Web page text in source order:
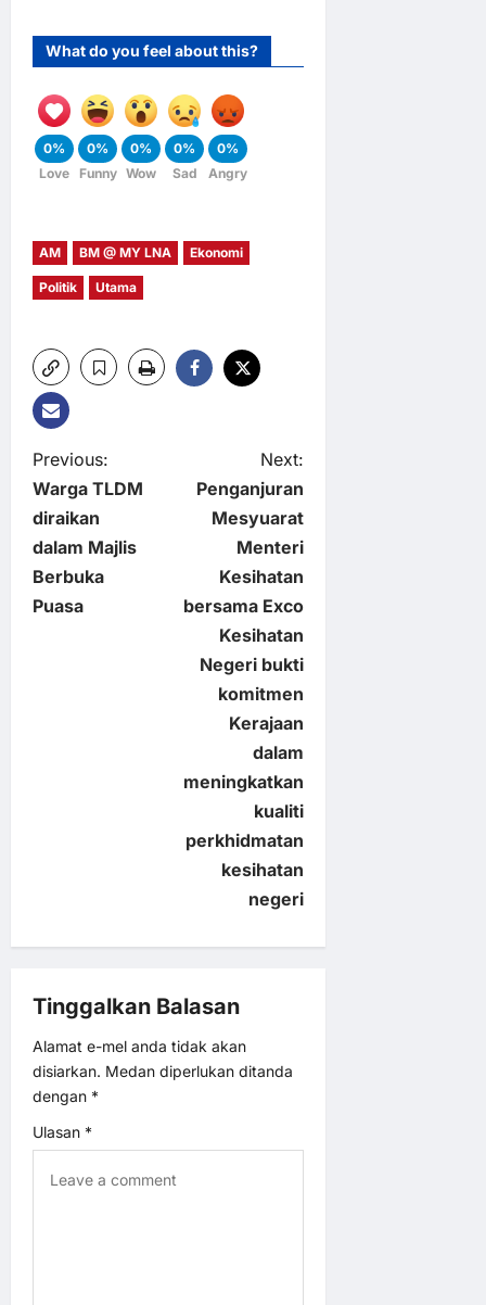
What do you feel about this?
0%
Love
0%
Funny
0%
Wow
0%
Sad
0%
Angry
AM BM @ MY LNA Ekonomi
Politik Utama
P
o
s
t
t
i
o
n
Previous:
Warga TLDM
diraikan
dalam Majlis
Berbuka
Puasa
Next:
Penganjuran
Mesyuarat
Menteri
Kesihatan
bersama Exco
Kesihatan
Negeri bukti
komitmen
Kerajaan
dalam
meningkatkan
kualiti
perkhidmatan
kesihatan
negeri
Tinggalkan Balasan
Alamat e-mel anda tidak akan
disiarkan. Medan diperlukan ditanda
dengan *
Ulasan *